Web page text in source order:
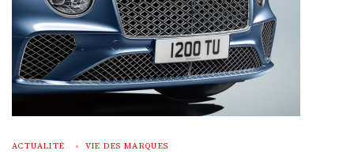
ACTUALITÉ VIE DES MARQUES